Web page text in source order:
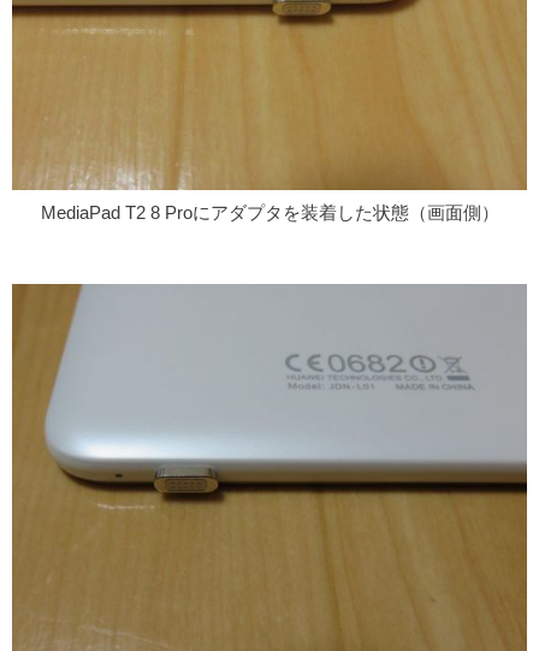
MediaPad T2 8 Proにアダプタを装着した状態（画面側）